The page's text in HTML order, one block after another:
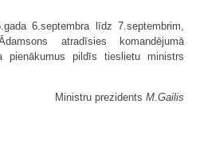
6.septembra līdz 7.septembrim,
atradīsies komandējumā
pienākumus pildīs tieslietu ministrs
Ministru prezidents M.Gailis